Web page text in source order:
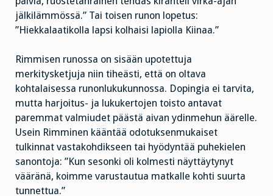
jälkilämmössä.” Tai toisen runon lopetus:
”Hiekkalaatikolla lapsi kolhaisi lapiolla Kiinaa.”
Rimmisen runossa on sisään upotettuja
merkitysketjuja niin tiheästi, että on oltava
kohtalaisessa runonlukukunnossa. Dopingia ei tarvita,
mutta harjoitus- ja lukukertojen toisto antavat
paremmat valmiudet päästä aivan ydinmehun äärelle.
Usein Rimminen kääntää odotuksenmukaiset
tulkinnat vastakohdikseen tai hyödyntää puhekielen
sanontoja: ”Kun sesonki oli kolmesti näyttäytynyt
vääränä, koimme varustautua matkalle kohti suurta
tunnettua.”